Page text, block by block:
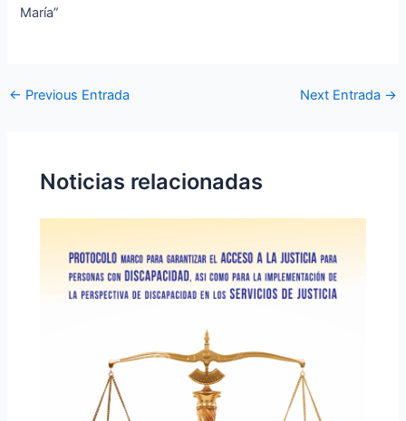
María”
← Previous Entrada Next Entrada →
Noticias relacionadas